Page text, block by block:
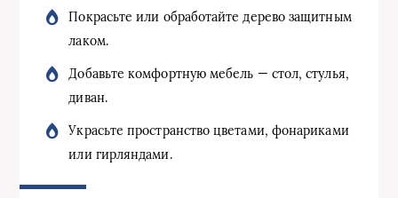
Покрасьте или обработайте дерево защитным
лаком.
Добавьте комфортную мебель — стол, стулья,
диван.
Украсьте пространство цветами, фонариками
или гирляндами.